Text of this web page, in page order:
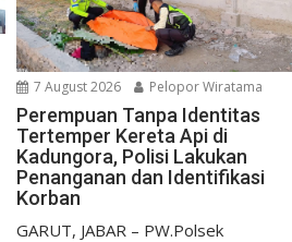
7 August 2026 Pelopor Wiratama
Perempuan Tanpa Identitas
Tertemper Kereta Api di
Kadungora, Polisi Lakukan
Penanganan dan Identifikasi
Korban
GARUT, JABAR – PW.Polsek